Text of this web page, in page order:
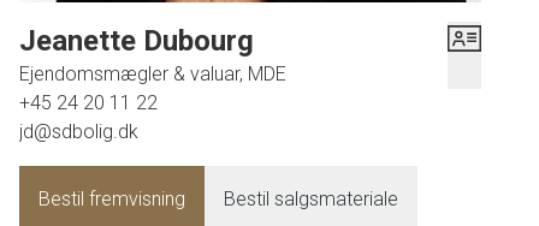
Jeanette Dubourg
Ejendomsmægler & valuar, MDE
+45 24 20 11 22
jd@sdbolig.dk
Bestil fremvisning Bestil salgsmateriale